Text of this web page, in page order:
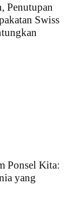
Penutupan
Swiss
Ponsel Kita:
yang